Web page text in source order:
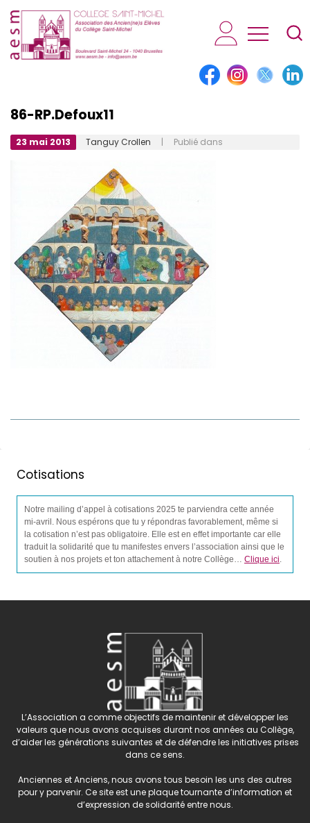
AESM...
86-RP.Defoux11
23 mai 2013 Tanguy Crollen | Publié dans
Cotisations
Notre mailing d’appel à cotisations 2025 te parviendra cette année
mi-avril. Nous espérons que tu y répondras favorablement, même si
la cotisation n’est pas obligatoire. Elle est en effet importante car elle
traduit la solidarité que tu manifestes envers l’association ainsi que le
soutien à nos projets et ton attachement à notre Collège… Clique ici.
L’Association a comme objectifs de maintenir et développer les
valeurs que nous avons acquises durant nos années au Collège,
d’aider les générations suivantes et de défendre les initiatives prises
dans ce sens.
Anciennes et Anciens, nous avons tous besoin les uns des autres
pour y parvenir. Ce site est une plaque tournante d’information et
d’expression de solidarité entre nous.